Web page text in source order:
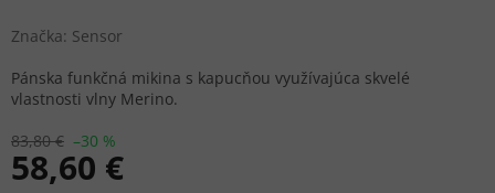
Značka: Sensor
83,80 € –30 %
58,60 €
Pánska funkčná mikina s kapucňou využívajúca skvelé
vlastnosti vlny Merino.